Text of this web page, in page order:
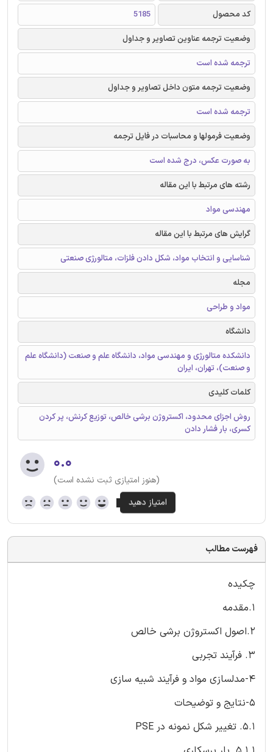
کد محصول
5185
وضعیت ترجمه عناوین تصاویر و جداول
ترجمه شده است
وضعیت ترجمه متون داخل تصاویر و جداول
ترجمه شده است
وضعیت فرمولها و محاسبات در فایل ترجمه
به صورت عکس، درج شده است
رشته های مرتبط با این مقاله
مهندسی مواد
گرایش های مرتبط با این مقاله
شناسایی و انتخاب مواد، شکل دادن فلزات، متالورژی صنعتی
مجله
مواد و طراحی
دانشگاه
دانشکده متالورژی و مهندسی مواد، دانشگاه علم و صنعت (دانشگاه علم
و صنعت)، تهران، ایران
کلمات کلیدی
روش اجزای محدود، اکستروژن برشی خالص، توزیع کرنش، پر کردن
کسری، بار فشار دادن
۰.۰
(هنوز امتیازی ثبت نشده است)
فهرست مطالب
چکیده
1.مقدمه
2.اصول اکستروژن برشی خالص
3. فرآیند تجربی
4-مدلسازی مواد و فرآیند شبیه سازی
5-نتایج و توضیحات
5.1. تغییر شکل نمونه در PSE